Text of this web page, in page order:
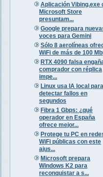
Aplicación Vibing.exe
Microsoft Store
presuntam...
Google prepara
voces para Gemini
Sólo 8 aerolíneas
WiFi de más de 100
RTX 4090 falsa
comprador con réplica
impe...
Linux usa IA local para
detectar fallos en
segundos
Fibra 1 Gbps: ¿qué
operador en España
ofrece mejor...
Protege tu PC en
WiFi públicas con este
ajus...
Microsoft prepara
Windows K2 para
reconquistar a s...